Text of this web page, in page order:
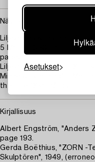
Asetukset
Näyttelyt
Liljevalchs Konsthall,
5 March 1930, cat no 151,
page).
Liljevalchs Konsthall,
Minnesutställning", 1
the title
Kirjallisuus
Albert Engström, "Anders
page 193.
Gerda Boëthius, "ZORN -
Skulptören", 1949,